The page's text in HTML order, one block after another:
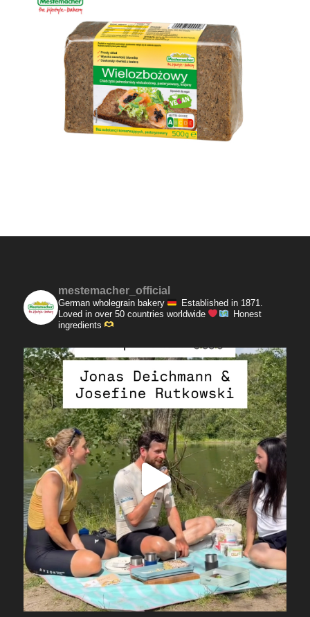
mestemacher_official
German wholegrain bakery
Established in 1871.
Loved in over 50 countries worldwide
Honest
ingredients